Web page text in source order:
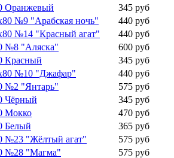
Оранжевый
345 руб
№9 "Арабская ночь"
440 руб
№14 "Красный агат"
440 руб
№8 "Аляска"
600 руб
Красный
345 руб
№10 "Джафар"
440 руб
№2 "Янтарь"
575 руб
Чёрный
345 руб
Мокко
470 руб
Белый
365 руб
№23 "Жёлтый агат"
575 руб
№28 "Магма"
575 руб